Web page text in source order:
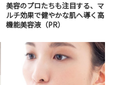
美容のプロたちも注目する、マ
ルチ効果で健やかな肌へ導く高
機能美容液（PR）